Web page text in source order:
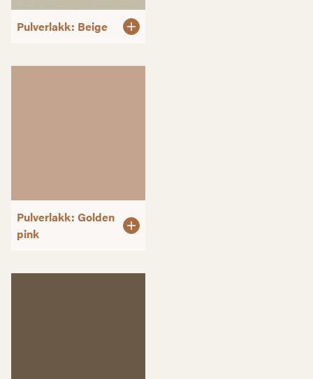
Pulverlakk: Beige
Pulverlakk: Golden
pink